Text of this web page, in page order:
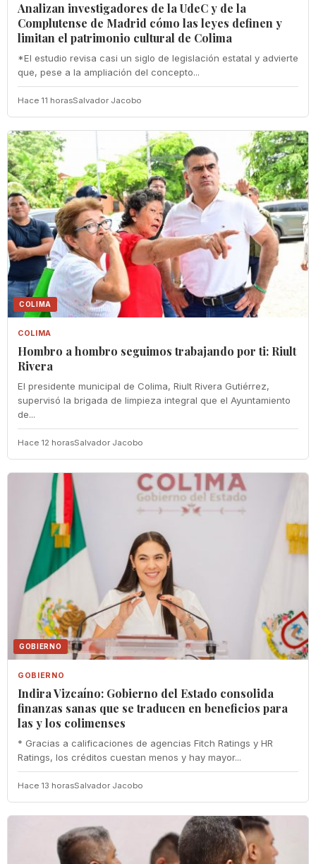
Analizan investigadores de la UdeC y de la
Complutense de Madrid cómo las leyes definen y
limitan el patrimonio cultural de Colima
*El estudio revisa casi un siglo de legislación estatal y advierte
que, pese a la ampliación del concepto...
Hace 11 horasSalvador Jacobo
COLIMA
COLIMA
Hombro a hombro seguimos trabajando por ti: Riult
Rivera
El presidente municipal de Colima, Riult Rivera Gutiérrez,
supervisó la brigada de limpieza integral que el Ayuntamiento
de...
Hace 12 horasSalvador Jacobo
GOBIERNO
GOBIERNO
Indira Vizcaíno: Gobierno del Estado consolida
finanzas sanas que se traducen en beneficios para
las y los colimenses
* Gracias a calificaciones de agencias Fitch Ratings y HR
Ratings, los créditos cuestan menos y hay mayor...
Hace 13 horasSalvador Jacobo